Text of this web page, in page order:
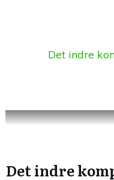
Det indre
Det indre